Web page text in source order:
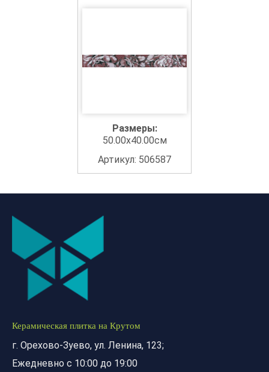
Размеры:
50.00x40.00см
Артикул: 506587
Керамическая плитка на Крутом
г. Орехово-Зуево, ул. Ленина, 123;
Ежедневно с 10:00 до 19:00